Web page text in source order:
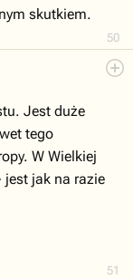
50
skutkiem.
51
Jest duże
tego
W Wielkiej
jest jak na razie